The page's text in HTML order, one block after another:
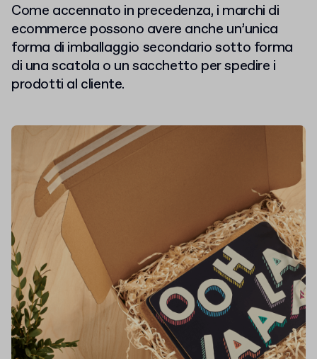
Come accennato in precedenza, i marchi di
ecommerce possono avere anche un’unica
forma di imballaggio secondario sotto forma
di una scatola o un sacchetto per spedire i
prodotti al cliente.